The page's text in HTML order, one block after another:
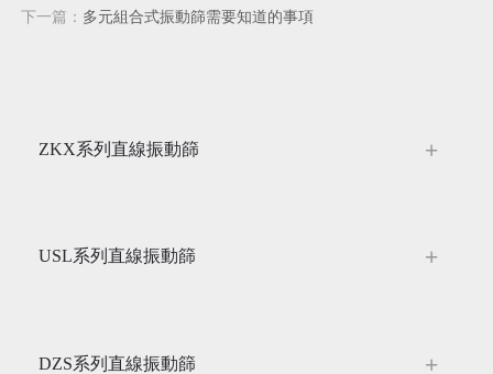
下一篇： 多元組合式振動篩需要知道的事項
ZKX系列直線振動篩
USL系列直線振動篩
DZS系列直線振動篩